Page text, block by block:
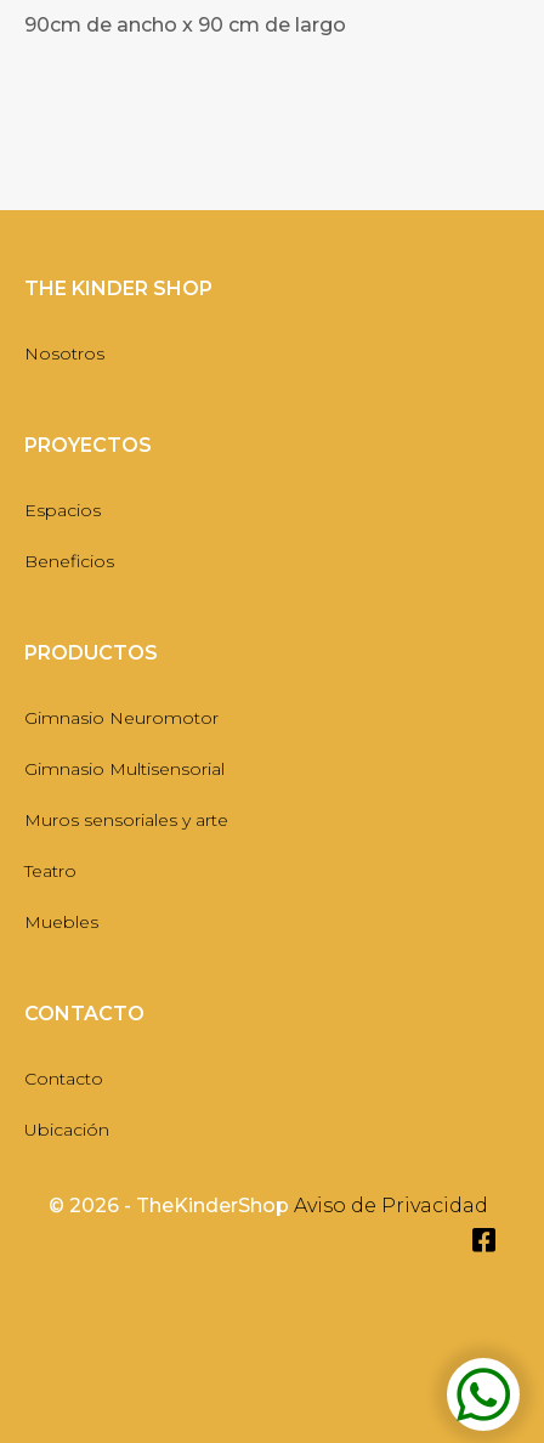
90cm de ancho x 90 cm de largo
THE KINDER SHOP
Nosotros
PROYECTOS
Espacios
Beneficios
PRODUCTOS
Gimnasio Neuromotor
Gimnasio Multisensorial
Muros sensoriales y arte
Teatro
Muebles
CONTACTO
Contacto
Ubicación
© 2026 - TheKinderShop Aviso de Privacidad